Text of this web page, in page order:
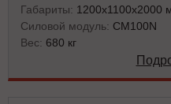
Габариты: 1200х1100х2000
Силовой модуль: CM100N
Вес: 680 кг